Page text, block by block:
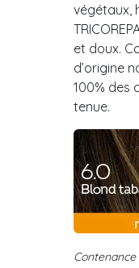
végétaux,
et doux.
d’origine
100% des
tenue.
Contenance